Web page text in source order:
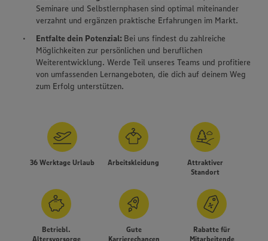
Seminare und Selbstlernphasen sind optimal miteinander
verzahnt und ergänzen praktische Erfahrungen im Markt.
Entfalte dein Potenzial: Bei uns findest du zahlreiche
Möglichkeiten zur persönlichen und beruflichen
Weiterentwicklung. Werde Teil unseres Teams und profitiere
von umfassenden Lernangeboten, die dich auf deinem Weg
zum Erfolg unterstützen.
36 Werktage Urlaub Arbeitskleidung
Attraktiver
Standort
Betriebl.
Altersvorsorge
Gute
Karrierechancen
Rabatte für
Mitarbeitende